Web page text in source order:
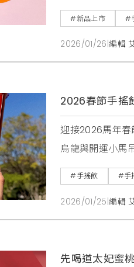
濃郁兼具的獨特
#新品上市 #
2026/01/26 |編輯
2026春節手搖
迎接2026馬年春
烏龍與開運小馬
餐，即有機會獲
#手搖飲 #手
2026/01/25 |編輯
先喝道太妃蜜